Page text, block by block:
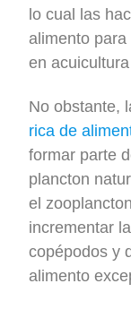
lo cual las
alimento
en
No obstante,
rica de
formar parte
plancton
el
incrementar
copépodos y
alimento